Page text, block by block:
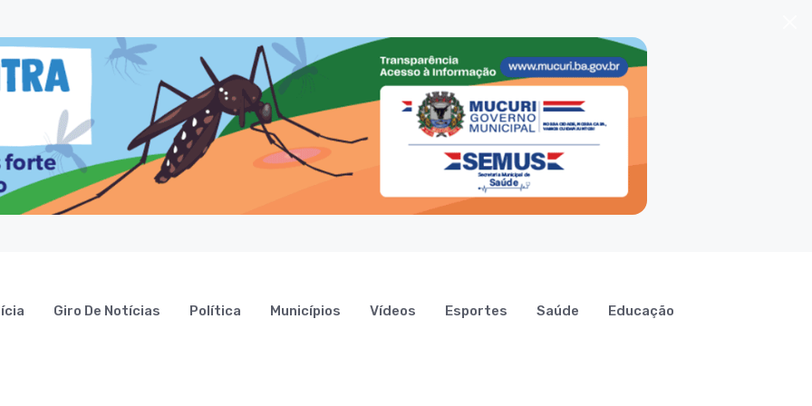
Giro De Notícias Política Municípios Vídeos Esportes Saúde Educação